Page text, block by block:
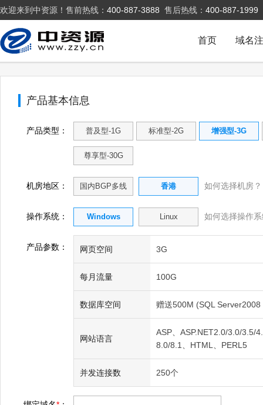
欢迎来到中资源！售前热线： 400-887-3888 售后热线： 400-887-1999
域名
首页
产品基本信息
产品类型： 普及型-1G 标准型-2G 增强型-3G
尊享型-30G
机房地区： 国内BGP多线 香港 如何选择机房？
操作系统： Windows Linux 如何选择操作
产品参数： 网页空间 3G
每月流量 100G
数据库空间 赠送500M (SQL
网站语言
ASP、ASP.NET2.0/3.0/3.5/
8.0/8.1、HTML、PERL5
并发连接数 250个